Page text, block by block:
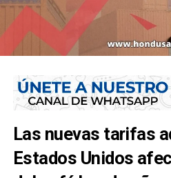
Las nuevas tarifas
Estados Unidos